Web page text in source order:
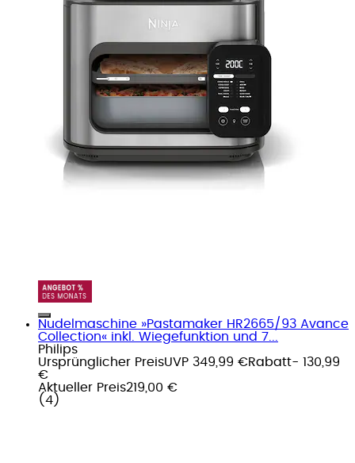
Nudelmaschine »Pastamaker HR2665/93 Avance
Collection« inkl. Wiegefunktion und 7...
Philips
Ursprünglicher PreisUVP 349,99 €Rabatt- 130,99
€
Aktueller Preis219,00 €
( 4 )